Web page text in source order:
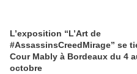
L’exposition “L’Art de
#AssassinsCreedMirage” se
Cour Mably à Bordeaux du 4
octobre